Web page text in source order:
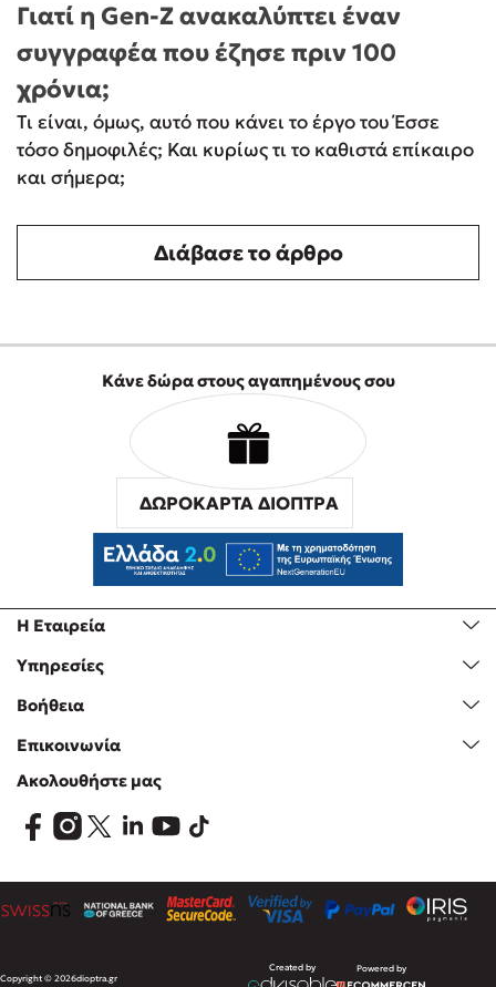
Γιατί η Gen-Ζ ανακαλύπτει έναν
συγγραφέα που έζησε πριν 100
χρόνια;
Τι είναι, όμως, αυτό που κάνει το έργο του Έσσε
τόσο δημοφιλές; Και κυρίως τι το καθιστά επίκαιρο
και σήμερα;
Διάβασε το άρθρο
Η Εταιρεία
Υπηρεσίες
Βοήθεια
Επικοινωνία
Κάνε δώρα στους αγαπημένους σου
ΔΩΡΟΚΑΡΤΑ ΔΙΟΠΤΡΑ
Ακολουθήστε μας
Copyright © 2026dioptra.gr
Created by Powered by